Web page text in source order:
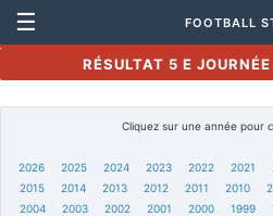
☰ FOOTBALL
RÉSULTAT 5 E
Cliquez sur une année pour
2026 2025 2024 2023 2022 2021
2015
2014 2013 2012 2011 2010
2004
2003 2002 2001 2000 1999